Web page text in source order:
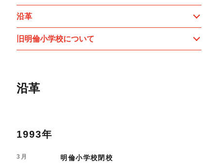
カフェ・ショップ
よくあるご質問
取材／視察・見学／撮影
月間スケジュール
これまでのイベント
センターのプログラム・事業
制作室を使う
制作室について
制作室の使用方法・募集要項
制作室の設備
公募情報
ボランティア
京都芸術センターについて
概要・理念・運営体制
お知らせ
閲覧支援
概要・理念・運営体制
刊行物
沿革
旧明倫小学校について
沿革
1993年
3月 明倫小学校閉校